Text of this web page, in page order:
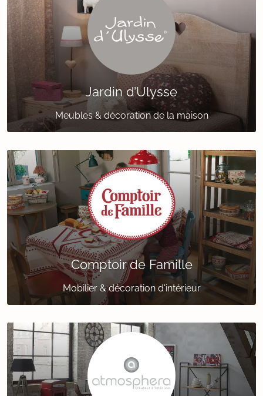
Jardin d’Ulysse
Meubles & décoration de la maison
Comptoir de Famille
Mobilier & décoration d'intérieur